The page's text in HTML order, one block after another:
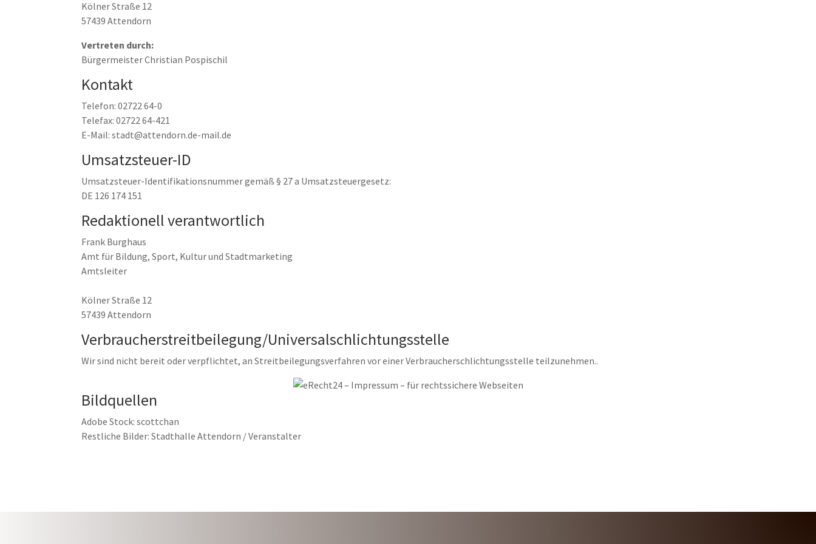
Kölner Straße 12
57439 Attendorn
Vertreten durch:
Bürgermeister Christian Pospischil
Kontakt
Telefon: 02722 64-0
Telefax: 02722 64-421
E-Mail: stadt@attendorn.de-mail.de
Umsatzsteuer-ID
Umsatzsteuer-Identifikationsnummer gemäß § 27 a Umsatzsteuergesetz:
DE 126 174 151
Redaktionell verantwortlich
Frank Burghaus
Amt für Bildung, Sport, Kultur und Stadtmarketing
Amtsleiter
Kölner Straße 12
57439 Attendorn
Verbraucher­streit­beilegung/Universal­schlichtungs­stelle
Wir sind nicht bereit oder verpflichtet, an Streitbeilegungsverfahren vor einer Verbraucherschlichtungsstelle teilzunehmen..
Bildquellen
Adobe Stock: scottchan
Restliche Bilder: Stadthalle Attendorn / Veranstalter
WIR SIND LIVE AUF